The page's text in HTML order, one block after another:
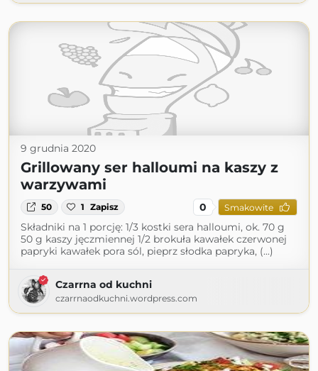
9 grudnia 2020
Grillowany ser halloumi na kaszy z
warzywami
50 1 Zapisz 0 Smakowite
Składniki na 1 porcję: 1/3 kostki sera halloumi, ok. 70 g
50 g kaszy jęczmiennej 1/2 brokuła kawałek czerwonej
papryki kawałek pora sól, pieprz słodka papryka, (...)
Czarrna od kuchni
czarrnaodkuchni.wordpress.com